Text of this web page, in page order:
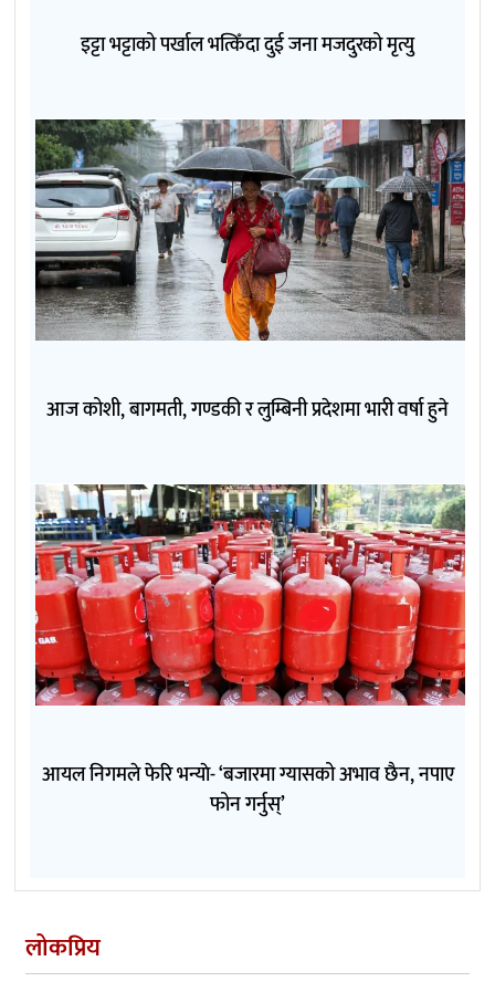
इट्टा भट्टाको पर्खाल भत्किँदा दुई जना मजदुरको मृत्यु
आज कोशी, बागमती, गण्डकी र लुम्बिनी प्रदेशमा भारी वर्षा हुने
आयल निगमले फेरि भन्याे- ‘बजारमा ग्यासको अभाव छैन, नपाए
फोन गर्नुस्’
लोकप्रिय